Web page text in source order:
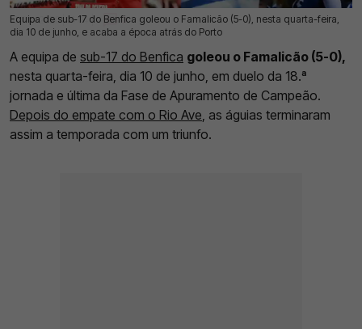
Equipa de sub-17 do Benfica goleou o Famalicão (5-0), nesta quarta-feira,
dia 10 de junho, e acaba a época atrás do Porto
10 Jun 2026 | 14:04 | 0
A equipa de sub-17 do Benfica goleou o Famalicão (5-0),
nesta quarta-feira, dia 10 de junho, em duelo da 18.ª
jornada e última da Fase de Apuramento de Campeão.
Depois do empate com o Rio Ave, as águias terminaram
assim a temporada com um triunfo.